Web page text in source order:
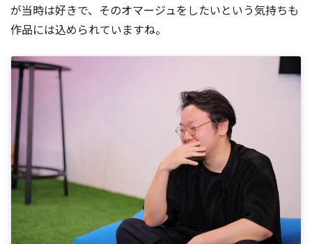
が当時は好きで、そのオマージュをしたいという気持ちも
作品には込められていますね。